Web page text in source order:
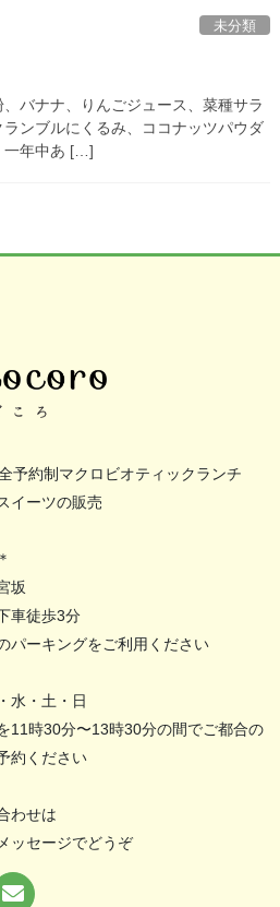
未分類
バナナ、りんごジュース、菜種サラ
ンブルにくるみ、ココナッツパウダ
一年中あ […]
予約制マクロビオティックランチ
イーツの販売
坂
車徒歩3分
パーキングをご利用ください
水・土・日
11時30分〜13時30分の間でご都合の
約ください
わせは
ッセージでどうぞ